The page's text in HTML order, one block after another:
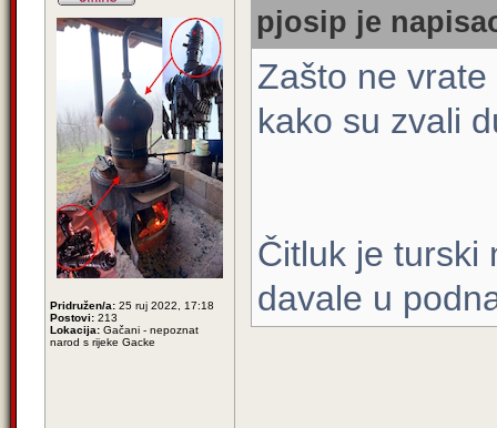
Pridružen/a: 25 ruj 2022, 17:18
Postovi: 213
Lokacija: Gačani - nepoznat
narod s rijeke Gacke
pjosip je
Zašto ne
kako su zvali
Čitluk je turski
davale u